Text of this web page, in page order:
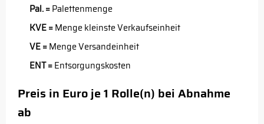
Pal. =Palettenmenge
KVE =Menge kleinste Verkaufseinheit
VE =Menge Versandeinheit
ENT =Entsorgungskosten
Preis in Euro je 1 Rolle(n) bei Abnahme
ab